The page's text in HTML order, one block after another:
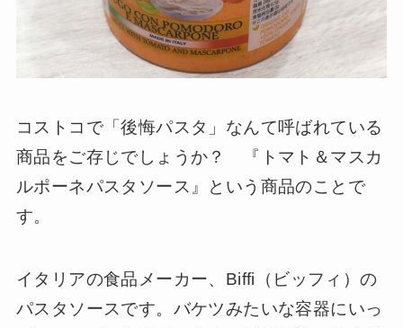
コストコで「後悔パスタ」なんて呼ばれている
商品をご存じでしょうか？ 『トマト＆マスカ
ルポーネパスタソース』という商品のことで
す。
イタリアの食品メーカー、Biffi（ビッフィ）の
パスタソースです。バケツみたいな容器にいっ